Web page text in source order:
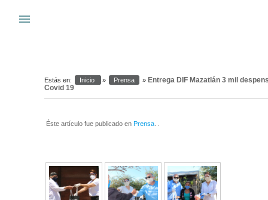
Warning
menu
Estás en: Inicio » Prensa » Entrega DIF Mazatlán 3 mil
Covid 19
Éste artículo fue publicado en Prensa. .